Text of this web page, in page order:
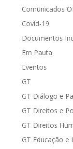
Comunicados
Covid-19
Documentos
Em Pauta
Eventos
GT
GT Diálogo e
GT Direitos e
GT Direitos
GT Educação e